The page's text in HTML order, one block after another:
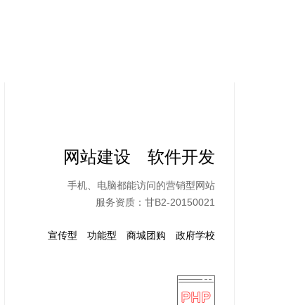
网站建设 软件开发
手机、电脑都能访问的营销型网站
服务资质：甘B2-20150021
宣传型 功能型 商城团购 政府学校